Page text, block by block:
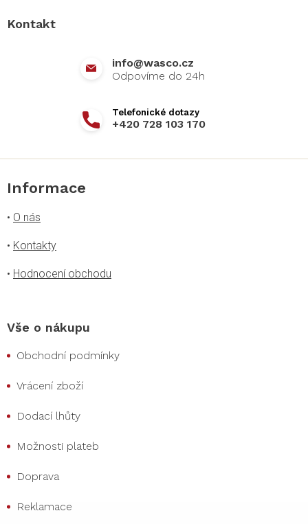
Kontakt
info@wasco.cz
+420 728 103 170
Informace
• O nás
• Kontakty
• Hodnocení obchodu
Vše o nákupu
Obchodní podmínky
Vrácení zboží
Dodací lhůty
Možnosti plateb
Doprava
Reklamace